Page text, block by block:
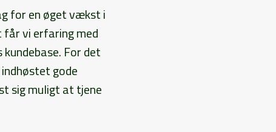
for en øget vækst i
får vi erfaring med
For det
gode
sig muligt at tjene